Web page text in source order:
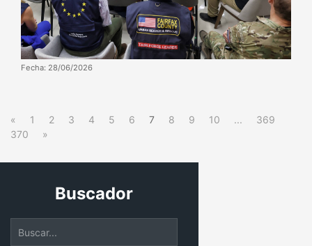
Fecha: 28/06/2026
« 1 2 3 4 5 6 7 8 9 10 ...
369
370
»
Buscador